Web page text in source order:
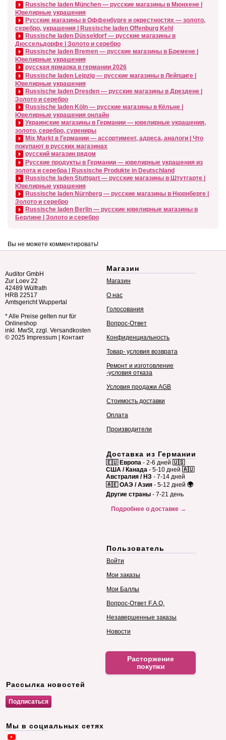
Russische laden München — русские магазины в Мюнхене |
Ювелирные украшения
Русские магазины в Оффенбурге и окрестностях — золото,
серебро, украшения | Russische laden Offenburg Kehl
Russische laden Düsseldorf — русские магазины в
Дюссельдорфе | Золото и серебро
Russische laden Bremen — русские магазины в Бремене |
Ювелирные украшения
русская ярмарка в германии 2026
Russische laden Leipzig — русские магазины в Лейпциге |
Ювелирные украшения
Russische laden Dresden — русские магазины в Дрездене |
Золото и серебро
Russische laden Köln — русские магазины в Кёльне |
Ювелирные украшения онлайн
Украинские магазины в Германии — ювелирные украшения,
золото, серебро, сувениры
Mix Markt в Германии — ассортимент, адреса, аналоги | Что
покупают в русских магазинах
русский магазин рядом
Русские продукты в Германии — ювелирные украшения из
золота и серебра | Russische Produkte in Deutschland
Russische laden Stuttgart — русские магазины в Штутгарте |
Ювелирные украшения
Russische laden Nürnberg — русские магазины в Нюрнберге |
Золото и серебро
Russische laden Berlin — русские ювелирные магазины в
Берлине | Золото и серебро
Вы не можете комментировать!
Auditor GmbH
Zur Loev 22
42489 Wülfrath
HRB 22517
Amtsgericht Wuppertal
* Alle Preise gelten nur für
Onlineshop
inkl. MwSt, zzgl. Versandkosten
© 2025 Impressum | Контакт
Магазин
Магазин
О нас
Голосования
Вопрос-Ответ
Конфиденциальность
Товар- условия возврата
Ремонт и изготовление
-условия отказа
Условия продажи AGB
Стоимость доставки
Оплата
Производители
Доставка из Германии
🇪🇺 Европа - 2-6 дней 🇺🇸
США / Канада - 5-10 дней 🇦🇺
Австралия / НЗ - 7-14 дней
🇦🇪 ОАЭ / Азия - 5-12 дней 🌍
Другие страны - 7-21 день
Подробнее о доставке →
Пользователь
Войти
Мои заказы
Мои Баллы
Вопрос-Ответ F.A.Q.
Незавершенные заказы
Новости
Расторжение
покупки
Рассылка новостей
Мы в социальных сетях